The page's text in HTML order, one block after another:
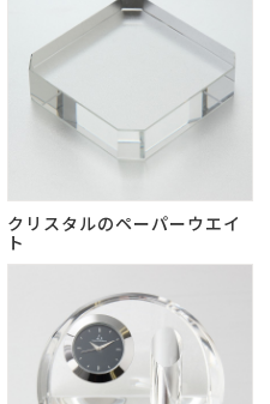
クリスタルのペーパーウエイ
ト